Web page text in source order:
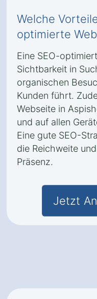
Welche
optimierte
Eine SEO-
Sichtbarkeit in
organischen
Kunden führt.
Webseite in
und auf allen
Eine gute SEO-
die Reichweite
Präsenz.
Jetzt